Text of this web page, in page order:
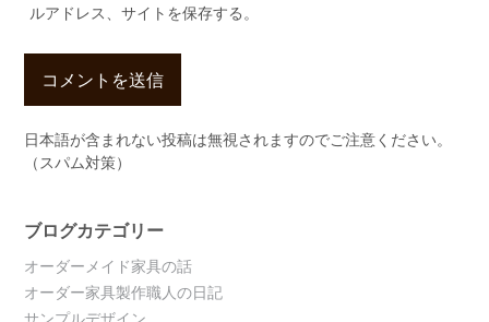
ルアドレス、サイトを保存する。
日本語が含まれない投稿は無視されますのでご注意ください。
（スパム対策）
ブログカテゴリー
オーダーメイド家具の話
オーダー家具製作職人の日記
サンプルデザイン